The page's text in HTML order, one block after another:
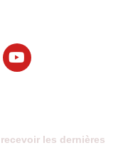
les dernières